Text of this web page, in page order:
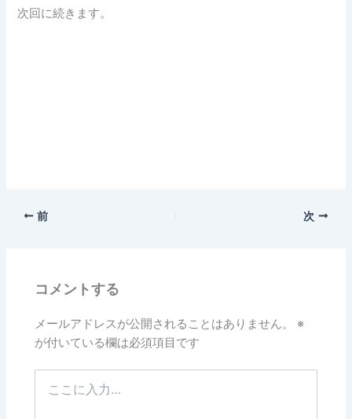
次回に続きます。
前 次
コメントする
メールアドレスが公開されることはありません。
※
が付いている欄は必須項目です